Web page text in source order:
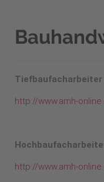
Tiefbaufacharbeiter
http://www.amh-
http://www.amh-